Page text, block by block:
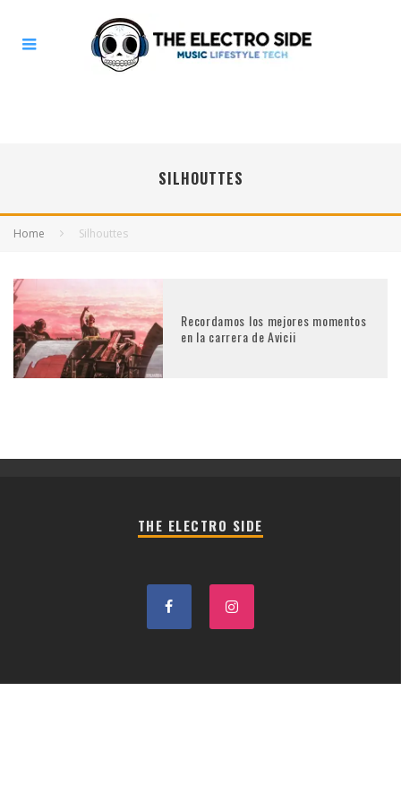
SILHOUTTES
Home Silhouttes
Recordamos los mejores momentos
en la carrera de Avicii
THE ELECTRO SIDE